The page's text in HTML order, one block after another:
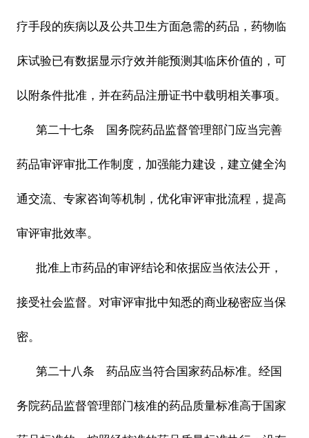
疗手段的疾病以及公共卫生方面急需的药品，药物临
床试验已有数据显示疗效并能预测其临床价值的，可
以附条件批准，并在药品注册证书中载明相关事项。
第二十七条 国务院药品监督管理部门应当完善
药品审评审批工作制度，加强能力建设，建立健全沟
通交流、专家咨询等机制，优化审评审批流程，提高
审评审批效率。
批准上市药品的审评结论和依据应当依法公开，
接受社会监督。对审评审批中知悉的商业秘密应当保
密。
第二十八条 药品应当符合国家药品标准。经国
务院药品监督管理部门核准的药品质量标准高于国家